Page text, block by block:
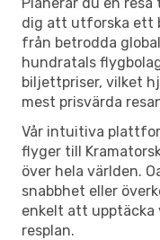
dig att utforska ett
från betrodda
hundratals
biljettpriser, vilket
mest prisvärda
Vår intuitiva
flyger till
över hela världen.
snabbhet eller
enkelt att upptäcka
resplan.